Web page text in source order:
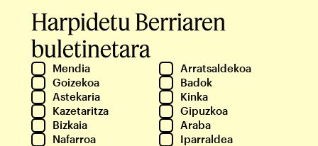
Harpidetu Berriaren
buletinetara
Mendia
Arratsaldekoa
Goizekoa
Badok
Astekaria
Kinka
Kazetaritza
Gipuzkoa
Bizkaia
Araba
Nafarroa
Iparraldea